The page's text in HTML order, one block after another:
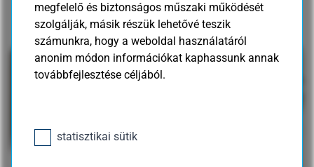
ára is
megfelelő és biztonságos műszaki működését
szolgálják, másik részük lehetővé teszik
számunkra, hogy a weboldal használatáról
anonim módon információkat kaphassunk annak
továbbfejlesztése céljából.
statisztikai sütik